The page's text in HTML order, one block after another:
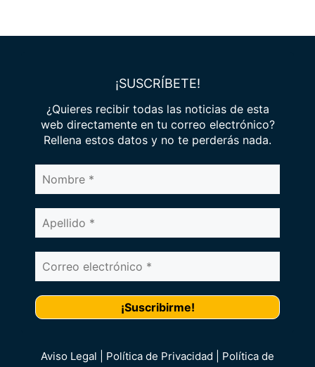
¡SUSCRÍBETE!
¿Quieres recibir todas las noticias de esta
web directamente en tu correo electrónico?
Rellena estos datos y no te perderás nada.
Aviso Legal | Política de Privacidad | Política de